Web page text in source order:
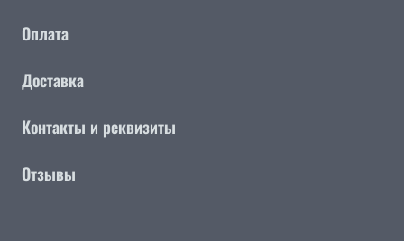
Оплата
Доставка
Контакты и реквизиты
Отзывы